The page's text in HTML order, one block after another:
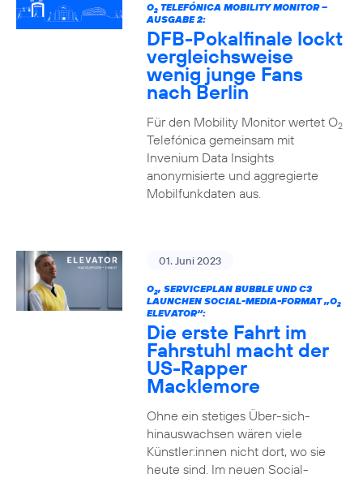
O2TELEFÓNICA MOBILITY MONITOR –
AUSGABE 2:
DFB-Pokalfinale lockt
vergleichsweise
wenig junge Fans
nach Berlin
Für den Mobility Monitor wertet O2
Telefónica gemeinsam mit
Invenium Data Insights
anonymisierte und aggregierte
Mobilfunkdaten aus.
01. Juni 2023
O2, SERVICEPLAN BUBBLE UND C3
LAUNCHEN SOCIAL-MEDIA-FORMAT „O2
ELEVATOR“:
Die erste Fahrt im
Fahrstuhl macht der
US-Rapper
Macklemore
Ohne ein stetiges Über-sich-
hinauswachsen wären viele
Künstler:innen nicht dort, wo sie
heute sind. Im neuen Social-